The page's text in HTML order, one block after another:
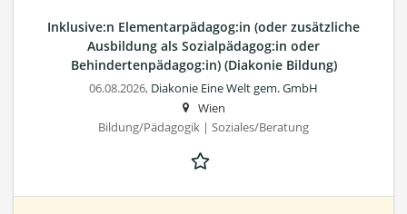
Inklusive:n Elementarpädagog:in (oder zusätzliche
Ausbildung als Sozialpädagog:in oder
Behindertenpädagog:in) (Diakonie Bildung)
06.08.2026, Diakonie Eine Welt gem. GmbH
Wien
Bildung/Pädagogik | Soziales/Beratung